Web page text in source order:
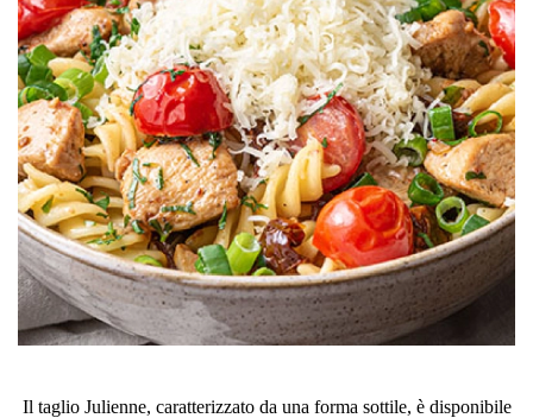
Il taglio Julienne, caratterizzato da una forma sottile, è disponibile